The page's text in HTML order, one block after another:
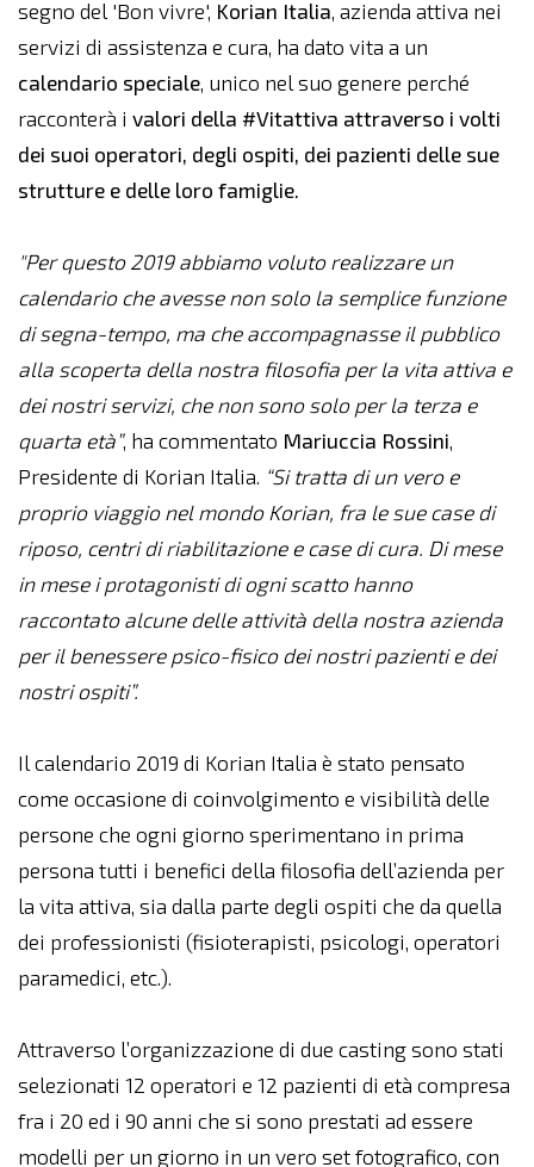
segno del 'Bon vivre', Korian Italia, azienda attiva nei
servizi di assistenza e cura, ha dato vita a un
calendario speciale, unico nel suo genere perché
racconterà i valori della #Vitattiva attraverso i volti
dei suoi operatori, degli ospiti, dei pazienti delle sue
strutture e delle loro famiglie.
"Per questo 2019 abbiamo voluto realizzare un
calendario che avesse non solo la semplice funzione
di segna-tempo, ma che accompagnasse il pubblico
alla scoperta della nostra filosofia per la vita attiva e
dei nostri servizi, che non sono solo per la terza e
quarta età”, ha commentato Mariuccia Rossini,
Presidente di Korian Italia. “Si tratta di un vero e
proprio viaggio nel mondo Korian, fra le sue case di
riposo, centri di riabilitazione e case di cura. Di mese
in mese i protagonisti di ogni scatto hanno
raccontato alcune delle attività della nostra azienda
per il benessere psico-fisico dei nostri pazienti e dei
nostri ospiti”.
Il calendario 2019 di Korian Italia è stato pensato
come occasione di coinvolgimento e visibilità delle
persone che ogni giorno sperimentano in prima
persona tutti i benefici della filosofia dell’azienda per
la vita attiva, sia dalla parte degli ospiti che da quella
dei professionisti (fisioterapisti, psicologi, operatori
paramedici, etc.).
Attraverso l’organizzazione di due casting sono stati
selezionati 12 operatori e 12 pazienti di età compresa
fra i 20 ed i 90 anni che si sono prestati ad essere
modelli per un giorno in un vero set fotografico, con